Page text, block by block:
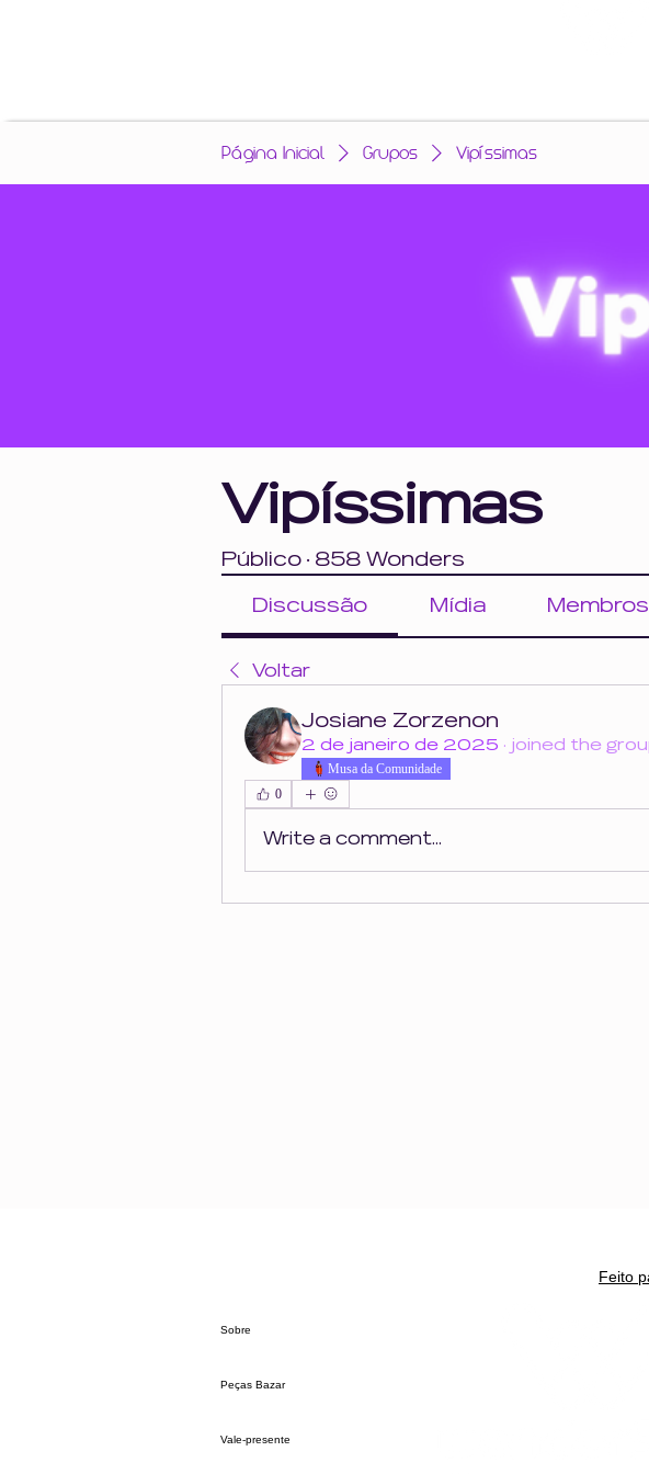
Página Inicial Grupos Vipíssimas
Vipíssimas
Público · 858 Wonders
Discussão Mídia Membros
Voltar
Josiane Zorzenon
2 de janeiro de 2025 · joined the
Musa da Comunidade
0
Write a comment...
Feito
Sobre
Peças Bazar
Vale-presente